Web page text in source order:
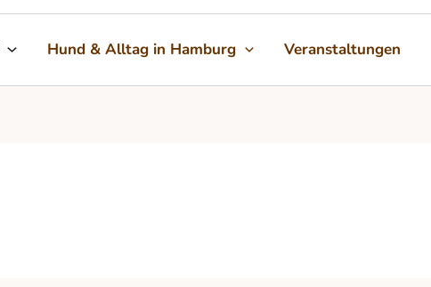
Hund & Alltag in Hamburg Veranstaltungen